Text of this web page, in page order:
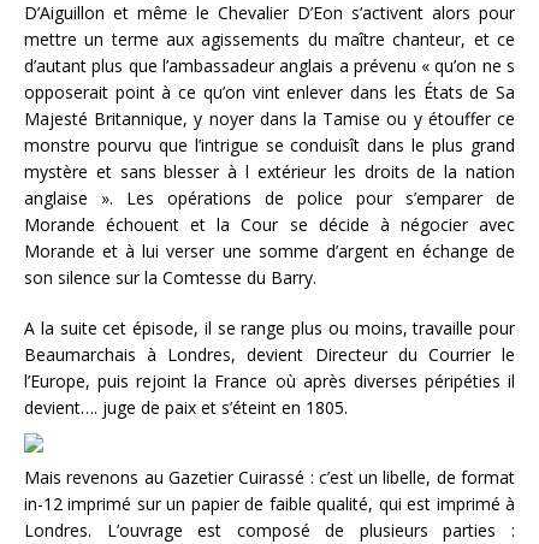
D’Aiguillon et même le Chevalier D’Eon s’activent alors pour
mettre un terme aux agissements du maître chanteur, et ce
d’autant plus que l’ambassadeur anglais a prévenu « qu’on ne s
opposerait point à ce qu’on vint enlever dans les États de Sa
Majesté Britannique, y noyer dans la Tamise ou y étouffer ce
monstre pourvu que l’intrigue se conduisît dans le plus grand
mystère et sans blesser à l extérieur les droits de la nation
anglaise ». Les opérations de police pour s’emparer de
Morande échouent et la Cour se décide à négocier avec
Morande et à lui verser une somme d’argent en échange de
son silence sur la Comtesse du Barry.
A la suite cet épisode, il se range plus ou moins, travaille pour
Beaumarchais à Londres, devient Directeur du Courrier le
l’Europe, puis rejoint la France où après diverses péripéties il
devient…. juge de paix et s’éteint en 1805.
Mais revenons au Gazetier Cuirassé : c’est un libelle, de format
in-12 imprimé sur un papier de faible qualité, qui est imprimé à
Londres. L’ouvrage est composé de plusieurs parties :